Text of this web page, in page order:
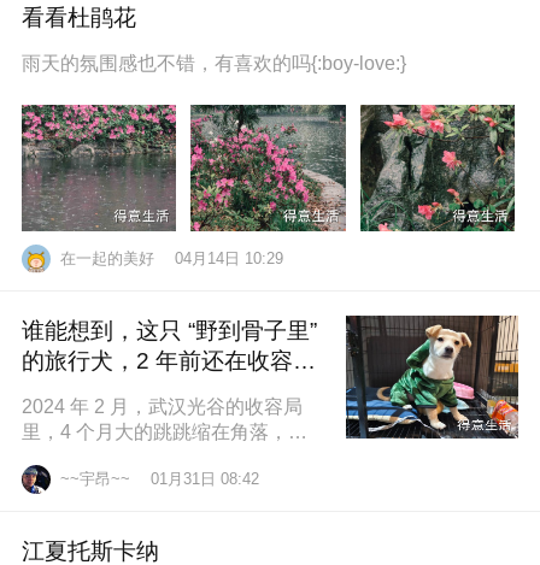
看看杜鹃花
雨天的氛围感也不错，有喜欢的吗{:boy-love:}
在一起的美好 04月14日 10:29
谁能想到，这只 “野到骨子里”
的旅行犬，2 年前还在收容所
2024 年 2 月，武汉光谷的收容局
里，4 个月大的跳跳缩在角落，土
的眼睛怯生生望着来人。我们俱乐
~~宇昂~~ 01月31日 08:42
江夏托斯卡纳